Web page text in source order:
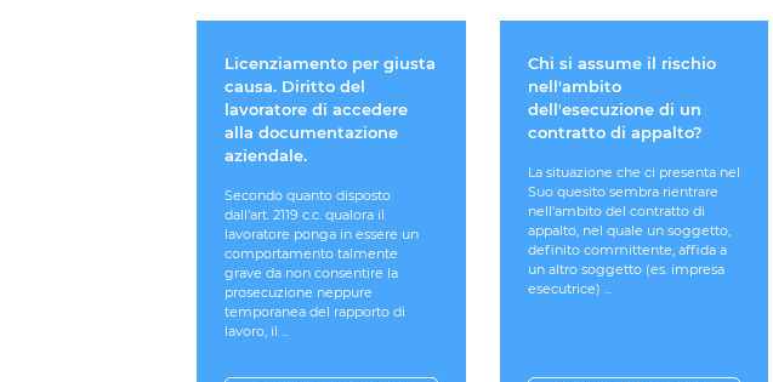
Licenziamento per giusta
causa. Diritto del
lavoratore di accedere
alla documentazione
aziendale.
Secondo quanto disposto
dall’art. 2119 c.c. qualora il
lavoratore ponga in essere un
comportamento talmente
grave da non consentire la
prosecuzione neppure
temporanea del rapporto di
lavoro, il ...
Chi si assume il rischio
nell'ambito
dell'esecuzione di un
contratto di appalto?
La situazione che ci presenta nel
Suo quesito sembra rientrare
nell'ambito del contratto di
appalto, nel quale un soggetto,
definito committente, affida a
un altro soggetto (es. impresa
esecutrice) ...